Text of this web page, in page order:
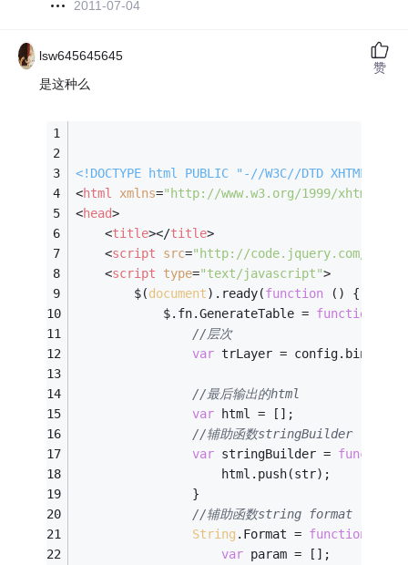
2011-07-04
lsw645645645
是这种么
<!DOCTYPE html PUBLIC
"-//W3C//DTD XHTML
<html xmlns="http://www.w3.org/1999/xhtml"
<head>
<title></title>
<script src="http://code.jquery.com/
<script type="text/javascript">
        $(
document).ready(function ( ) {
            $.fn.GenerateTable =
function
//层次
var trLayer =
//最后输出的html
var html = [];
//辅助函数stringBuilder
var stringBuilder = function
                    html.push(str);
                }
//辅助函数string format
String .Format = function
var param = [];
赞